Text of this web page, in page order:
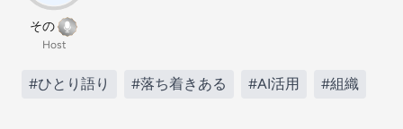
その
Host
#ひとり語り #落ち着きある #AI活用 #組織